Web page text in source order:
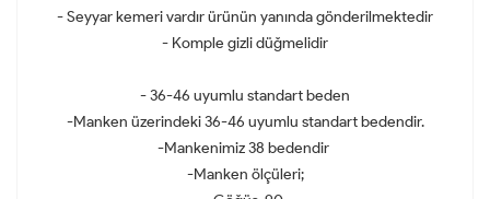
- Seyyar kemeri vardır ürünün yanında gönderilmektedir
- Komple gizli düğmelidir
- 36-46 uyumlu standart beden
-Manken üzerindeki 36-46 uyumlu standart bedendir.
-Mankenimiz 38 bedendir
-Manken ölçüleri;